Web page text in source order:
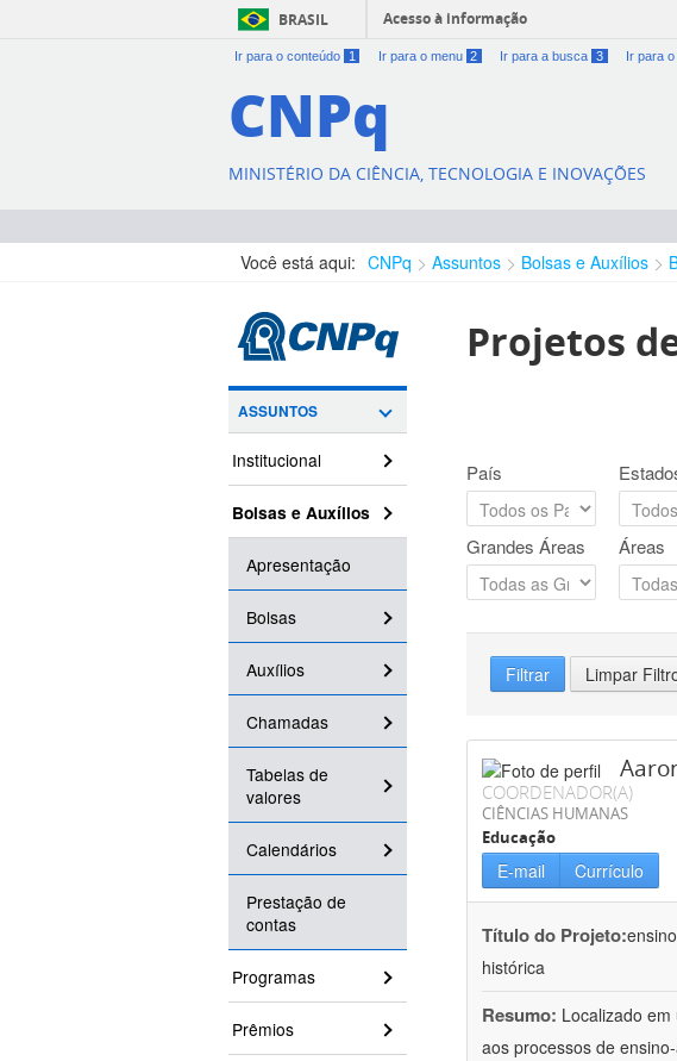
BRASIL Acesso à informação
Ir para o conteúdo 1 Ir para o menu 2 Ir para a busca 3 Ir para
CNPq
MINISTÉRIO DA CIÊNCIA, TECNOLOGIA E INOVAÇÕES
Você está aqui: CNPq Assuntos Bolsas e Auxílios
ASSUNTOS
Institucional
Bolsas e Auxílios
Apresentação
Bolsas
Auxílios
Chamadas
Tabelas de
valores
Calendários
Prestação de
contas
Programas
Prêmios
Projetos
País
Grandes Áreas Áreas
Filtrar Limpar
COORDENADOR(A)
CIÊNCIAS HUMANAS
Educação
E-mail Currículo
Título do Projeto:
histórica
Resumo: Localizado
aos processos de